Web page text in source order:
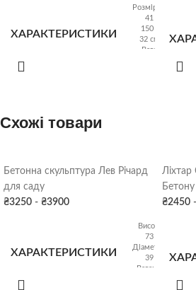
ХАРАКТЕРИСТИКИ
Розмір:
41 х
150 х
32 см
Вага:
ДЕКОРУ
Схожі товари
Бетонна скульптура Лев Річард
для саду
₴3250 - ₴3900
ХАРАКТЕРИСТИКИ
Висота:
73 см
Діаметр:
39 см
Вага: 80
Бетону
₴2450 -